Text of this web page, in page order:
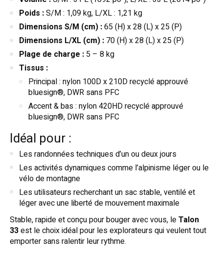
Poids :S/M : 1,09 kg, L/XL : 1,21 kg
Dimensions S/M (cm) :65 (H) x 28 (L) x 25 (P)
Dimensions L/XL (cm) : 70 (H) x 28 (L) x 25 (P)
Plage de charge : 5 – 8 kg
Tissus :
Principal : nylon 100D x 210D recyclé approuvé
bluesign®, DWR sans PFC
Accent & bas : nylon 420HD recyclé approuvé
bluesign®, DWR sans PFC
Idéal pour :
Les randonnées techniques d’un ou deux jours
Les activités dynamiques comme l’alpinisme léger ou le
vélo de montagne
Les utilisateurs recherchant un sac stable, ventilé et
léger avec une liberté de mouvement maximale
Stable, rapide et conçu pour bouger avec vous, leTalon
33est le choix idéal pour les explorateurs qui veulent tout
emporter sans ralentir leur rythme.